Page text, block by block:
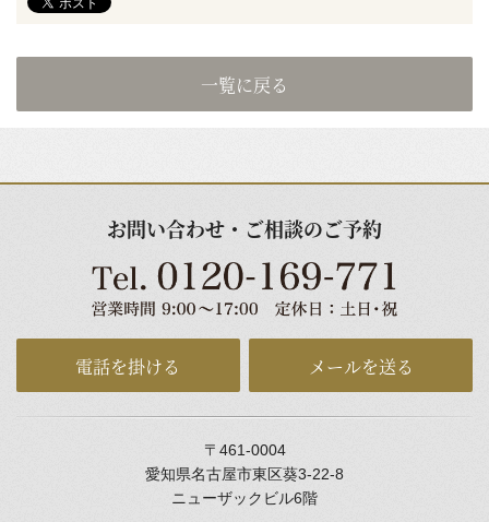
一覧に戻る
お問い合わせ・ご相談のご予約
電話を掛ける メールを送る
〒461-0004
愛知県名古屋市東区葵3-22-8
ニューザックビル6階